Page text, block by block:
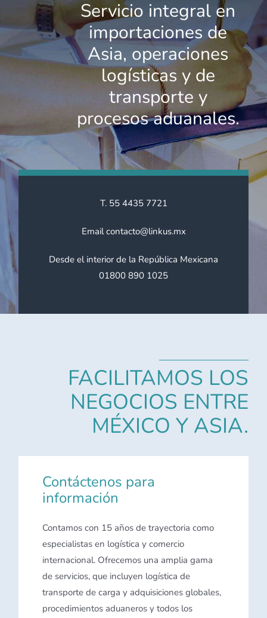
Servicio integral en
importaciones de
Asia, operaciones
logísticas y de
transporte y
procesos aduanales.
T. 55 4435 7721
Email contacto@linkus.mx
Desde el interior de la República Mexicana
01800 890 1025
FACILITAMOS LOS
NEGOCIOS ENTRE
MÉXICO Y ASIA.
Contáctenos para
información
Contamos con 15 años de trayectoria como
especialistas en logística y comercio
internacional. Ofrecemos una amplia gama
de servicios, que incluyen logística de
transporte de carga y adquisiciones globales,
procedimientos aduaneros y todos los